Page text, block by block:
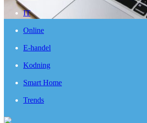
IT
Online
E-handel
Kodning
Smart Home
Trends